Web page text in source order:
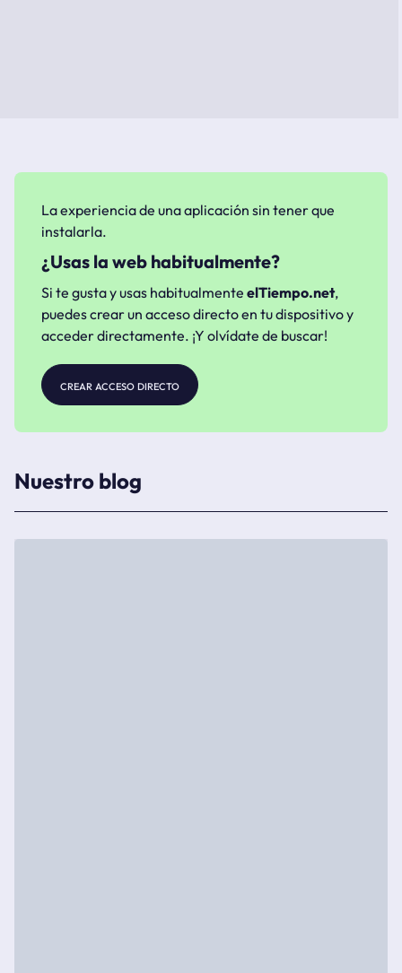
La experiencia de una aplicación sin tener que
instalarla.
¿Usas la web habitualmente?
Si te gusta y usas habitualmente elTiempo.net,
puedes crear un acceso directo en tu dispositivo y
acceder directamente. ¡Y olvídate de buscar!
crear acceso directo
Nuestro blog